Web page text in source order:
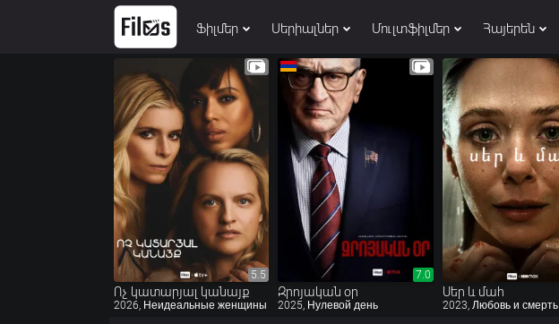
Ֆիլմեր Սերիալներ Մուլտֆիլմեր Հայերեն
5.5
5.5
Ոչ կատարյալ կանայք
2026, Неидеальные женщины
7.0
7.0
Զրոյական օր
2025, Нулевой день
Սեր և մահ
2023, Любовь и смерть